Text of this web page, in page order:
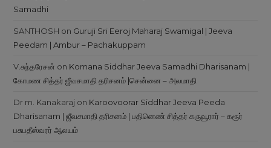
Samadhi
SANTHOSH on Guruji Sri Eeroj Maharaj Swamigal | Jeeva
Peedam | Ambur – Pachakuppam
V.சுந்தரேசன் on Komana Siddhar Jeeva Samadhi Dharisanam |
கோமண சித்தர் ஜீவசமாதி தரிசனம் |சென்னை – அலமாதி
Dr m. Kanakaraj on Karoovoorar Siddhar Jeeva Peeda
Dharisanam | ஜீவசமாதி தரிசனம் | பதினெண் சித்தர் கருவூரார் – கரூர்
பசுபதீஸ்வரர் ஆலயம்